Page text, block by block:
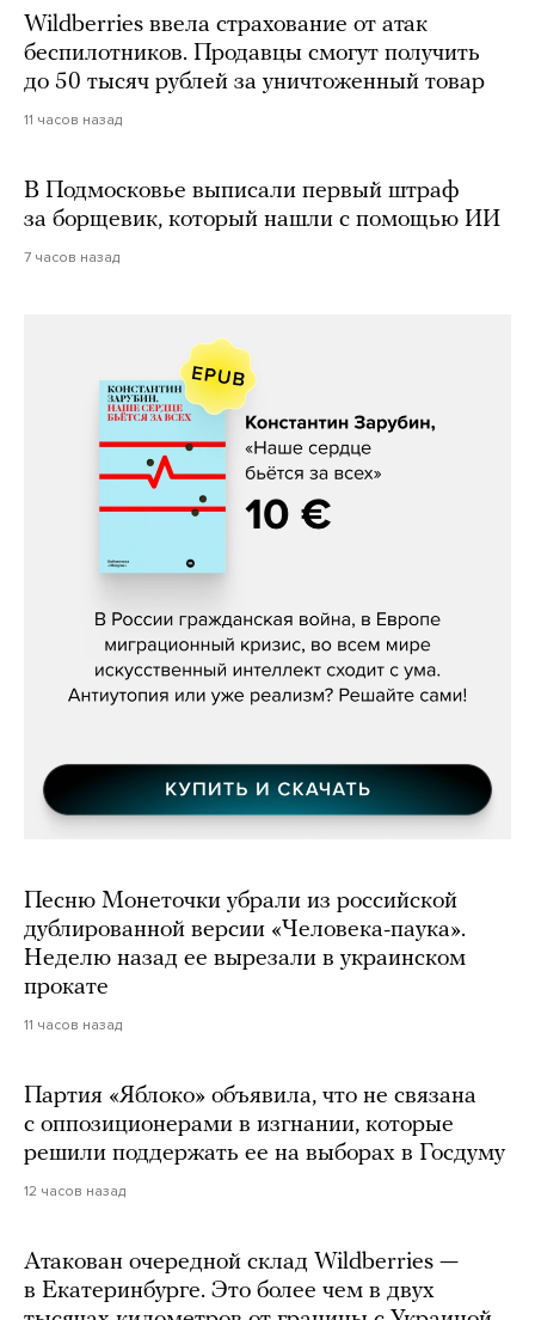
Wildberries ввела страхование от атак
беспилотников. Продавцы смогут получить
до 50 тысяч рублей за уничтоженный товар
11 часов назад
В Подмосковье выписали первый штраф
за борщевик, который нашли с помощью ИИ
7 часов назад
Константин Зарубин, «Наше сердце
Песню Монеточки убрали из российской
дублированной версии «Человека-паука».
Неделю назад ее вырезали в украинском
прокате
11 часов назад
Партия «Яблоко» объявила, что не связана
с оппозиционерами в изгнании, которые
решили поддержать ее на выборах в Госдуму
12 часов назад
Атакован очередной склад Wildberries —
в Екатеринбурге. Это более чем в двух